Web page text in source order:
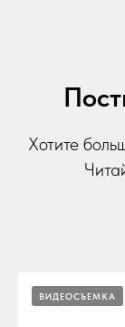
Хотите
ВИДЕОСЪЕМКА